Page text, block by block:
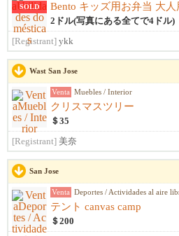
SOLD
2ドル(写真にある全てで4ドル)
[Registrant] ykk
Wast San Jose
Venta Muebles / Interior
クリスマスツリー
＄35
[Registrant] 美奈
San Jose
Venta Deportes / Actividades al aire
テント canvas camp
＄200